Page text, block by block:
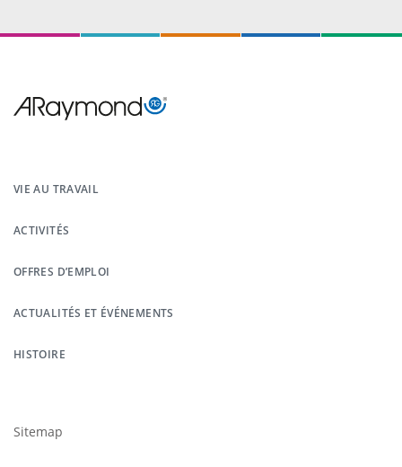
page
VIE AU TRAVAIL
ACTIVITÉS
OFFRES D’EMPLOI
ACTUALITÉS ET ÉVÉNEMENTS
HISTOIRE
Sitemap